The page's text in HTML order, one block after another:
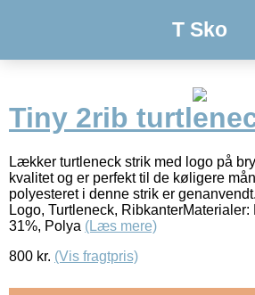
T Sko
Tiny 2rib
Lækker turtleneck strik med logo på
kvalitet og er perfekt til de køligere
polyesteret i denne strik er
Logo, Turtleneck, RibkanterMaterialer:
31%, Polya (Læs mere)
800 kr. (Vis fragtpris)